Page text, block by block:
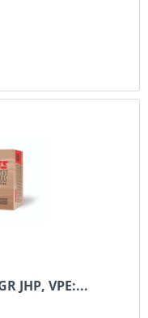
JHP, VPE:...